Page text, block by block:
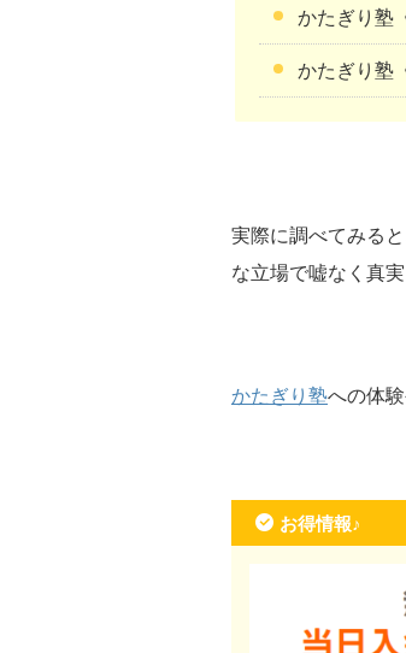
かたぎり塾
かたぎり塾
実際に調べてみる
な立場で嘘なく真
かたぎり塾への体
お得情報♪